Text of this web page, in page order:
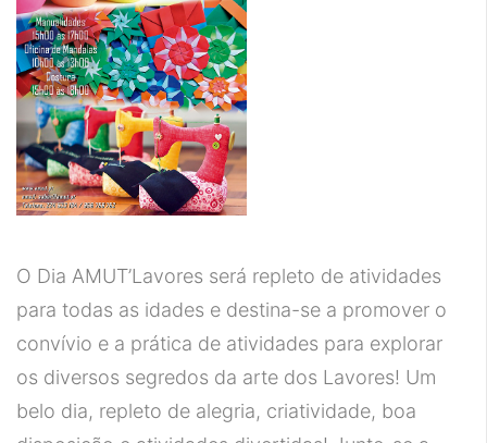
O Dia AMUT’Lavores será repleto de atividades
para todas as idades e destina-se a promover o
convívio e a prática de atividades para explorar
os diversos segredos da arte dos Lavores! Um
belo dia, repleto de alegria, criatividade, boa